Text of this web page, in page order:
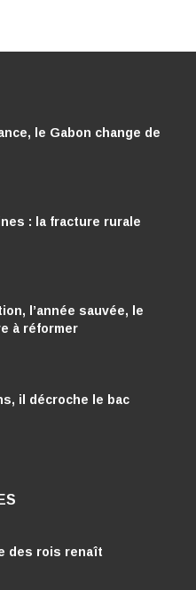
le Gabon change de
: la fracture rurale
l’année sauvée, le
à réformer
il décroche le bac
des rois renaît